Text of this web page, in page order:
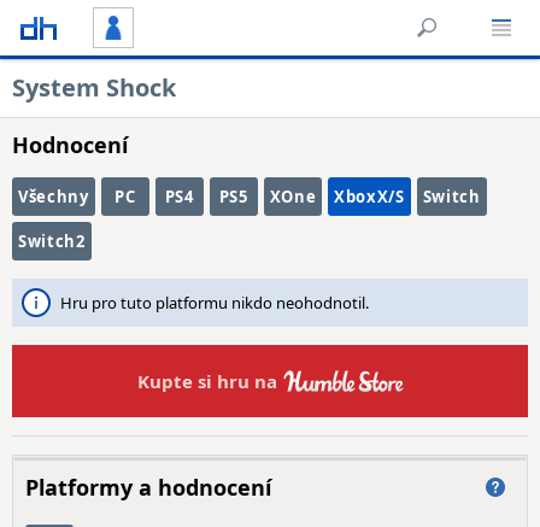
System Shock
Hodnocení
Všechny PC PS4 PS5 XOne XboxX/S Switch
Switch2
Hru pro tuto platformu nikdo neohodnotil.
Kupte si hru na
Platformy a hodnocení